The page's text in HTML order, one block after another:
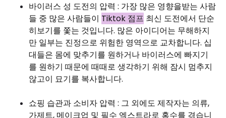
바이러스 성 도전의 압력 : 가장 많은 영향을받는 사람
들 중 많은 사람들이 Tiktok 점프 최신 도전에서 단순
히보기를 쫓는 것입니다. 많은 아이디어는 무해하지
만 일부는 진정으로 위험한 영역으로 교차합니다. 십
대들은 몸에 맞추기를 원하거나 바이러스에 빠지기
를 원하기 때문에 때때로 생각하기 위해 잠시 멈추지
않고이 묘기를 복사합니다.
쇼핑 습관과 소비자 압력 : 그 외에도 제작자는 의류,
가제트, 메이크업 및 필수 엑스트라로 홍수를 겪습니